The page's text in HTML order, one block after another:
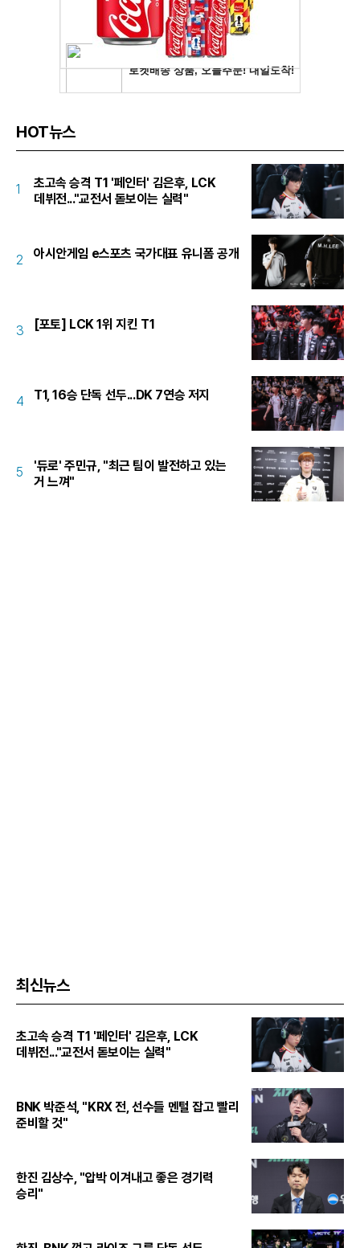
HOT뉴스
1
초고속 승격 T1 '페인터' 김은후, LCK
데뷔전..."교전서 돋보이는 실력"
2 아시안게임 e스포츠 국가대표 유니폼 공개
3 [포토] LCK 1위 지킨 T1
4 T1, 16승 단독 선두...DK 7연승 저지
5
'듀로' 주민규, "최근 팀이 발전하고 있는
거 느껴"
최신뉴스
초고속 승격 T1 '페인터' 김은후, LCK
데뷔전..."교전서 돋보이는 실력"
BNK 박준석, "KRX 전, 선수들 멘털 잡고 빨리
준비할 것"
한진 김상수, "압박 이겨내고 좋은 경기력
승리"